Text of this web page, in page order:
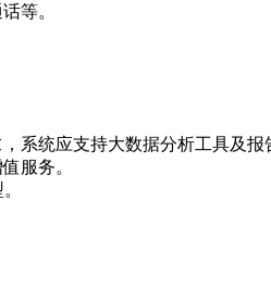
等。
系统应支持大数据分析工具及报
服务。